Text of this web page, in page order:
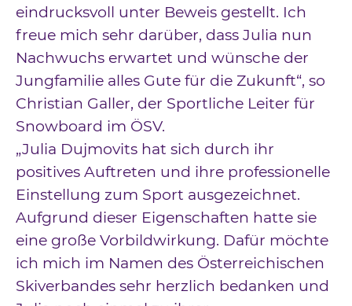
eindrucksvoll unter Beweis gestellt. Ich
freue mich sehr darüber, dass Julia nun
Nachwuchs erwartet und wünsche der
Jungfamilie alles Gute für die Zukunft“, so
Christian Galler, der Sportliche Leiter für
Snowboard im ÖSV.
„Julia Dujmovits hat sich durch ihr
positives Auftreten und ihre professionelle
Einstellung zum Sport ausgezeichnet.
Aufgrund dieser Eigenschaften hatte sie
eine große Vorbildwirkung. Dafür möchte
ich mich im Namen des Österreichischen
Skiverbandes sehr herzlich bedanken und